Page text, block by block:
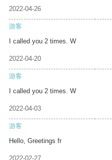
2022-04-26
游客
I called you 2 times. W
2022-04-20
游客
I called you 2 times. W
2022-04-03
游客
Hello, Greetings fr
2022-02-27